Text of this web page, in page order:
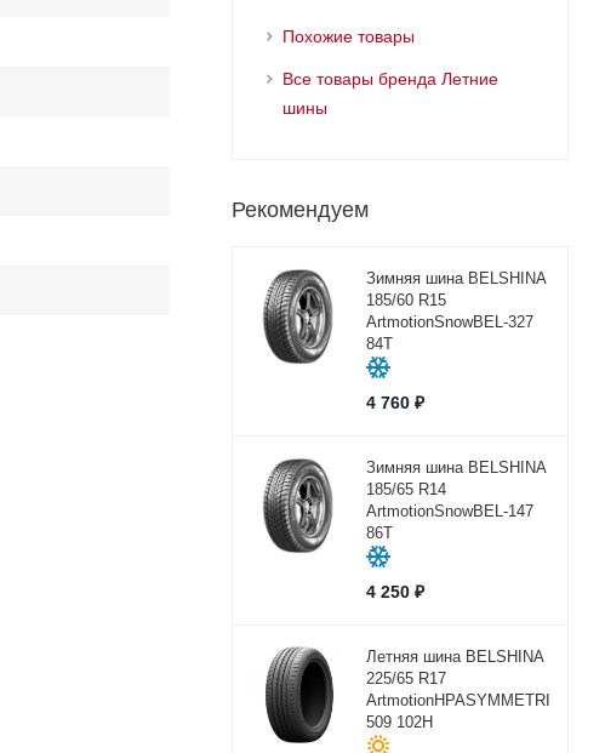
Похожие товары
Все товары бренда Летние
шины
Рекомендуем
Зимняя шина BELSHINA
185/60 R15
ArtmotionSnowBEL-327
84T
4 760₽
Зимняя шина BELSHINA
185/65 R14
ArtmotionSnowBEL-147
86T
4 250₽
Летняя шина BELSHINA
225/65 R17
ArtmotionHPASYMMETRICBEL-
509 102H